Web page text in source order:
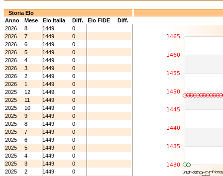
Storia Elo
Anno
Mese Elo Italia Diff. Elo FIDE
Diff.
2026
8 1449
0
2026
7 1449
0
2026
6 1449
0
2026
5 1449
0
2026
4 1449
0
2026
3 1449
0
2026
2 1449
0
2026
1 1449
0
2025
12 1449
0
2025
11 1449
0
2025
10 1449
0
2025
9 1449
0
2025
8 1449
0
2025
7 1449
0
2025
6 1449
0
2025
5 1449
0
2025
4 1449
0
2025
3 1449
0
2025
2 1449
0